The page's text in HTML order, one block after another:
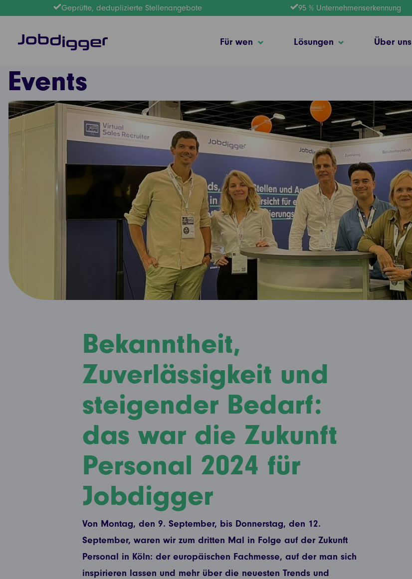
Geprüfte, deduplizierte Stellenangebote 95 % Unternehmenserkennung
Für wen Lösungen Über uns
Events
Bekanntheit,
Zuverlässigkeit und
steigender Bedarf:
das war die Zukunft
Personal 2024 für
Jobdigger
Von Montag, den 9. September, bis Donnerstag, den 12.
September, waren wir zum dritten Mal in Folge auf der Zukunft
Personal in Köln: der europäischen Fachmesse, auf der man sich
inspirieren lassen und mehr über die neuesten Trends und